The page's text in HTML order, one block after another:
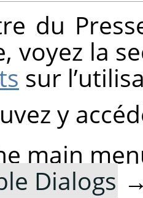
du
voyez la
sur
y
main
Dialogs